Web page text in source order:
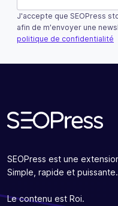
Ce champ n’est
J'accepte que SEOPress
afin de m'envoyer une
politique de confidentialité
SEOPress est une
Simple, rapide et puissante.
Le contenu est Roi.